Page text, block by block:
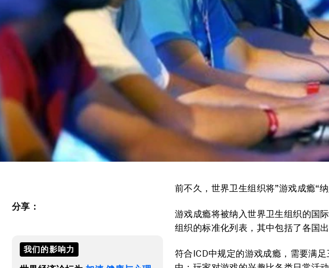
分享：
我们的影响力
前不久，世界卫生组织将”游戏成瘾“
游戏成瘾将被纳入世界卫生组织的国
组织的标准化列表，其中包括了各国出
符合ICD中规定的游戏成瘾，需要满